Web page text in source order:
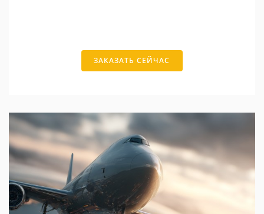
ЗАКАЗАТЬ СЕЙЧАС